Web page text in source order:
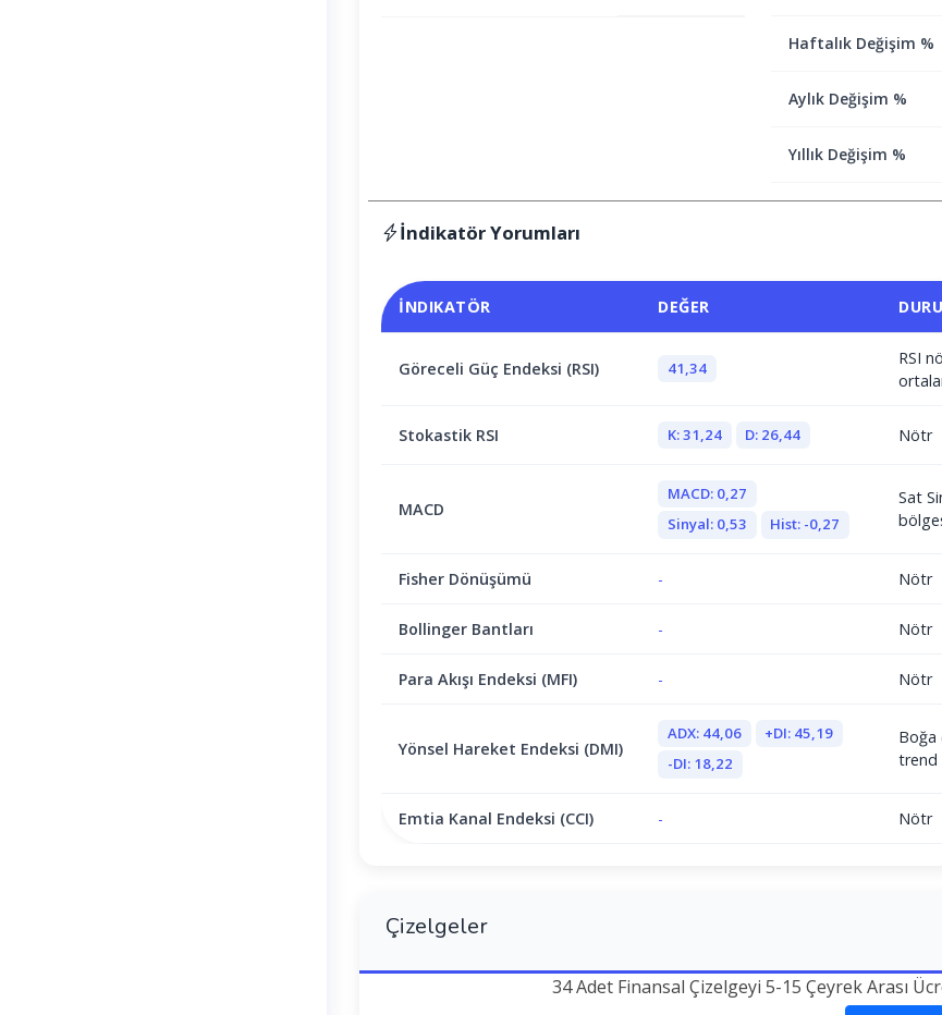
Haftalık Değişim %
Aylık Değişim %
Yıllık Değişim %
İndikatör Yorumları
İNDIKATÖR DEĞER
Göreceli Güç Endeksi (RSI) 41,34
RSI
Stokastik RSI K: 31,24 D: 26,44 Nötr
MACD
MACD: 0,27
Sinyal: 0,53
Hist: -0,27
Sat
Fisher Dönüşümü - Nötr
Bollinger Bantları - Nötr
Para Akışı Endeksi (MFI) - Nötr
Yönsel Hareket Endeksi (DMI)
ADX: 44,06
+DI: 45,19
-DI: 18,22
Boğa
trend
Emtia Kanal Endeksi (CCI) - Nötr
Çizelgeler
34 Adet Finansal Çizelgeyi 5-15 Çeyrek Arası